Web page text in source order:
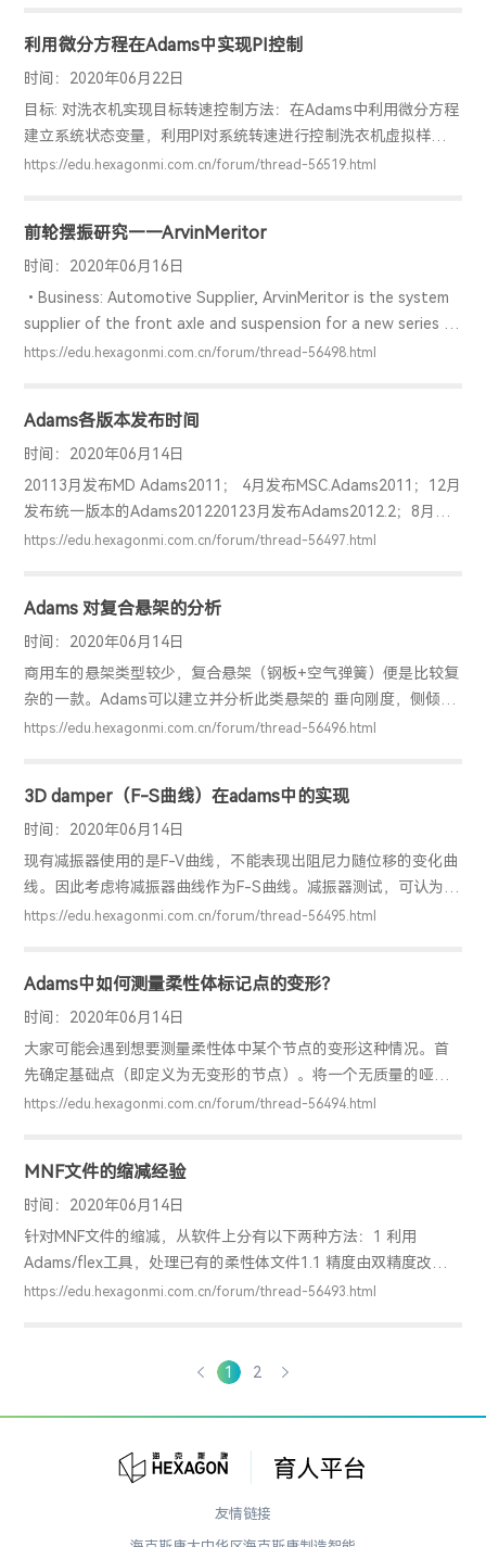
View analysis object via .res file • .adm file and .msg files✓
Adams View
利用微分方程在Adams中实现PI控制
时间：2020年06月22日
目标: 对洗衣机实现目标转速控制方法：在Adams中利用微分方程
建立系统状态变量，利用PI对系统转速进行控制洗衣机虚拟样机模
型：实现步骤：1. 建立目标转速状态变量，目标转速700r/min2.
系数，并给定基础值5. 建立滚筒与外壳之间的驱动力矩，并利用
PI控制器对洗衣机驱动力矩进行控制控制原理：控制函数：6. 运
行仿真，在后处理中查看结果实际转速曲线：驱动力矩曲线：速
度差及速度差的
https://edu.hexagonmi.com.cn/forum/thread-56519.html
前轮摆振研究——ArvinMeritor
时间：2020年06月16日
•Business: Automotive Supplier, ArvinMeritor is the system
supplier of the front axle and suspension for a new series of
Class-8 tractors.•Challenge: A prototype vehicle was
https://edu.hexagonmi.com.cn/forum/thread-56498.html
Adams各版本发布时间
时间：2020年06月14日
20113月发布MD Adams2011； 4月发布MSC.Adams2011；12月
发布统一版本的Adams201220123月发布Adams2012.2；8月发
布Adams2012.320131月发布Adams2013；5月发布
Adams2015；12月发布Adams2015.120164月发布
Adams2015.1.1；7月发布Adams2016；12月发布A
https://edu.hexagonmi.com.cn/forum/thread-56497.html
Adams 对复合悬架的分析
时间：2020年06月14日
商用车的悬架类型较少，复合悬架（钢板+空气弹簧）便是比较复
杂的一款。Adams可以建立并分析此类悬架的 垂向刚度，侧倾刚
度等，协助设计。建模时候输入参数尽量准确（板簧与车架连接
https://edu.hexagonmi.com.cn/forum/thread-56496.html
3D damper（F-S曲线）在adams中的实现
时间：2020年06月14日
现有减振器使用的是F-V曲线，不能表现出阻尼力随位移的变化曲
线。因此考虑将减振器曲线作为F-S曲线。减振器测试，可认为是
正弦加载，D=A/2*sin(wt)；V=w*A/2*cos(wt)第一步：将测试曲
表表示位移分别为-40:10:40下，速度
[1500,1000,500,150,50,0,-50,-150，-500，-1000,-1500]下的
阻尼力。第四步：在Adams建立3D
https://edu.hexagonmi.com.cn/forum/thread-56495.html
Adams中如何测量柔性体标记点的变形？
时间：2020年06月14日
大家可能会遇到想要测量柔性体中某个节点的变形这种情况。首
先确定基础点（即定义为无变形的节点）。将一个无质量的哑物
体与该点固定约束，在哑物体上建立一个marker点，位置与你想
marker上的位移参考：ADM710 FLEX：S13 modeling
considerations
https://edu.hexagonmi.com.cn/forum/thread-56494.html
MNF文件的缩减经验
时间：2020年06月14日
针对MNF文件的缩减，从软件上分有以下两种方法：1 利用
Adams/flex工具，处理已有的柔性体文件1.1 精度由双精度改为
单精度—柔性体大小缩小一半1.2 将显示粗化—比如每隔15deg等
候可以只选择变形，不选择应力等（如果后期要进行模态应力恢
1.4的方法以一块100*100*20的平板
https://edu.hexagonmi.com.cn/forum/thread-56493.html
1 2
友情链接